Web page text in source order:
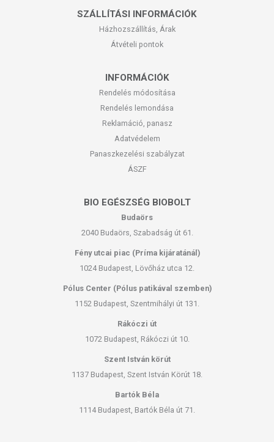
SZÁLLÍTÁSI INFORMÁCIÓK
Házhozszállítás, Árak
Átvételi pontok
INFORMÁCIÓK
Rendelés módosítása
Rendelés lemondása
Reklamáció, panasz
Adatvédelem
Panaszkezelési szabályzat
ÁSZF
BIO EGÉSZSÉG BIOBOLT
Budaörs
2040 Budaörs, Szabadság út 61.
Fény utcai piac (Príma kijáratánál)
1024 Budapest, Lövőház utca 12.
Pólus Center (Pólus patikával szemben)
1152 Budapest, Szentmihályi út 131.
Rákóczi út
1072 Budapest, Rákóczi út 10.
Szent István körút
1137 Budapest, Szent István Körút 18.
Bartók Béla
1114 Budapest, Bartók Béla út 71.